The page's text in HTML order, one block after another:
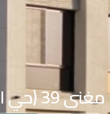
مغنى 39 (حي العارض)